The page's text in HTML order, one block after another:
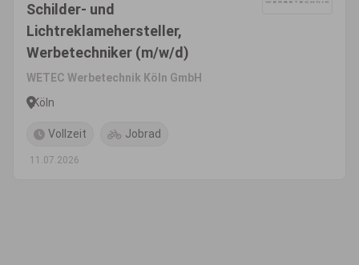
Schilder- und
Lichtreklamehersteller,
Werbetechniker (m/w/d)
WETEC Werbetechnik Köln GmbH
Köln
Vollzeit Jobrad
11.07.2026